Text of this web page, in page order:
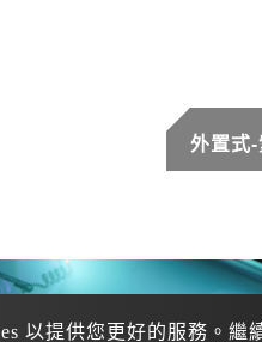
外置式
以提供您更好的服務。繼